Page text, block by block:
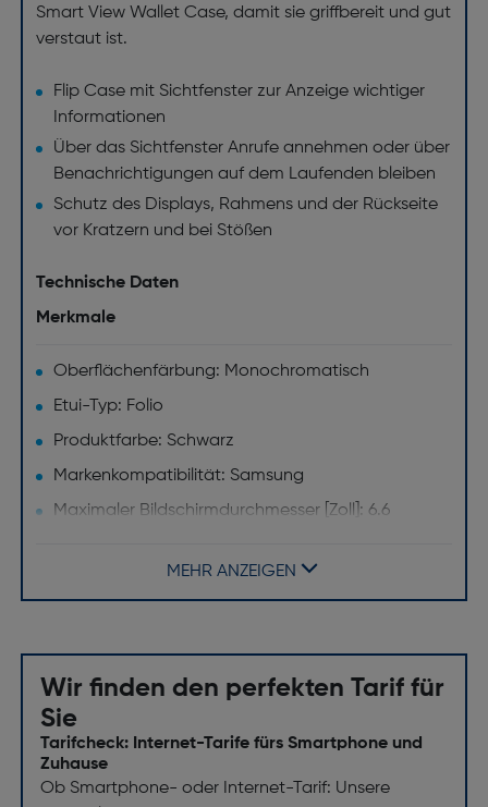
Smart View Wallet Case, damit sie griffbereit und gut
verstaut ist.
Flip Case mit Sichtfenster zur Anzeige wichtiger
Informationen
Über das Sichtfenster Anrufe annehmen oder über
Benachrichtigungen auf dem Laufenden bleiben
Schutz des Displays, Rahmens und der Rückseite
vor Kratzern und bei Stößen
Technische Daten
Merkmale
Oberflächenfärbung: Monochromatisch
Etui-Typ: Folio
Produktfarbe: Schwarz
Markenkompatibilität: Samsung
Maximaler Bildschirmdurchmesser [Zoll]: 6.6
MEHR ANZEIGEN
Wir finden den perfekten Tarif für
Sie
Tarifcheck: Internet-Tarife fürs Smartphone und
Zuhause
Ob Smartphone- oder Internet-Tarif: Unsere